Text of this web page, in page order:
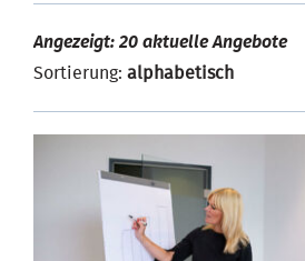
Angezeigt: 20 aktuelle Angebote
Sortierung: alphabetisch